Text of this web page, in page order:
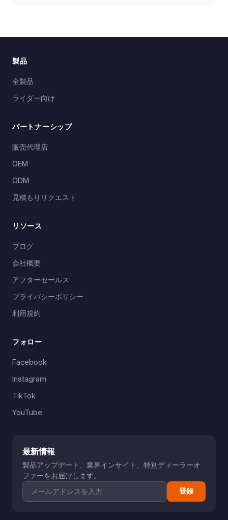
製品
全製品
ライダー向け
パートナーシップ
販売代理店
OEM
ODM
見積もりリクエスト
リソース
ブログ
会社概要
アフターセールス
プライバシーポリシー
利用規約
フォロー
Facebook
Instagram
TikTok
YouTube
最新情報
製品アップデート、業界インサイト、特別ディーラーオ
ファーをお届けします。
登録